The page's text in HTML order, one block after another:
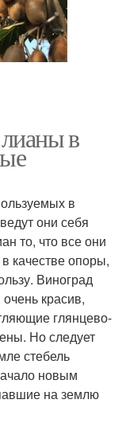
в
в
они себя
то, что все они
качестве опоры,
Виноград
красив,
глянцево-
Но следует
стебель
новым
на землю